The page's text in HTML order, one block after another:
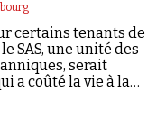
certains tenants de
SAS, une unité des
serait
a coûté la vie à la